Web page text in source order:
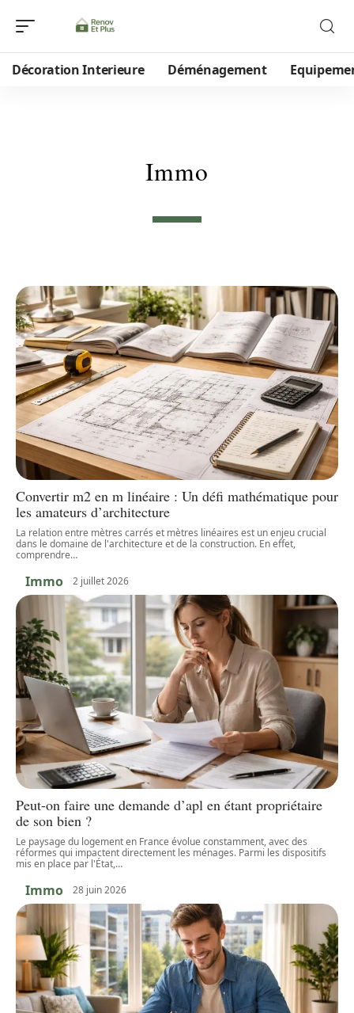
Décoration Interieure Déménagement
Immo
Convertir m2 en m linéaire : Un défi mathématique pour
les amateurs d’architecture
La relation entre mètres carrés et mètres linéaires est un enjeu crucial
dans le domaine de l'architecture et de la construction. En effet,
comprendre…
Immo 2 juillet 2026
Peut-on faire une demande d’apl en étant propriétaire
de son bien ?
Le paysage du logement en France évolue constamment, avec des
réformes qui impactent directement les ménages. Parmi les dispositifs
mis en place par l'État,…
Immo 28 juin 2026